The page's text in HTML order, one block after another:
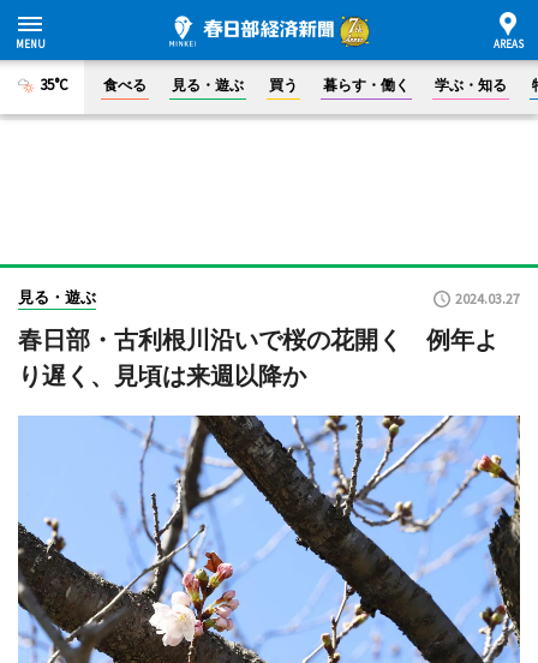
35°C 食べる 見る・遊ぶ 買う 暮らす・働く 学ぶ・知る
見る・遊ぶ 2024.03.27
春日部・古利根川沿いで桜の花開く 例年よ
り遅く、見頃は来週以降か